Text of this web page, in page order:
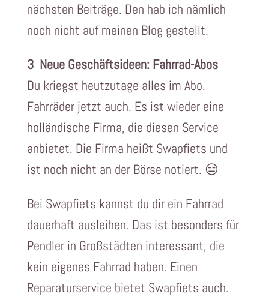
nächsten Beiträge. Den hab ich nämlich
noch nicht auf meinen Blog gestellt.
3 Neue Geschäftsideen: Fahrrad-Abos
Du kriegst heutzutage alles im Abo.
Fahrräder jetzt auch. Es ist wieder eine
holländische Firma, die diesen Service
anbietet. Die Firma heißt Swapfiets und
ist noch nicht an der Börse notiert. 😑
Bei Swapfiets kannst du dir ein Fahrrad
dauerhaft ausleihen. Das ist besonders für
Pendler in Großstädten interessant, die
kein eigenes Fahrrad haben. Einen
Reparaturservice bietet Swapfiets auch.